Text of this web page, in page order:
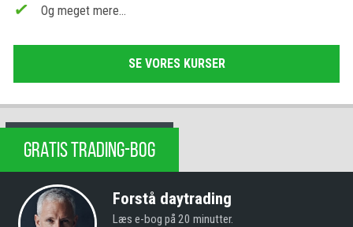
Og meget mere…
SE VORES KURSER
GRATIS TRADING-BOG
Forstå daytrading
Læs e-bog på 20 minutter.